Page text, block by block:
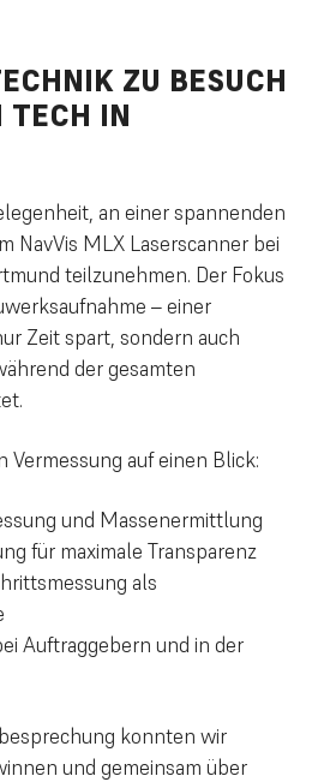
ZU BESUCH
TECH IN
an einer spannenden
NavVis MLX Laserscanner bei
teilzunehmen. Der Fokus
– einer
Zeit spart, sondern auch
der gesamten
Vermessung auf einen Blick:
und Massenermittlung
für maximale Transparenz
als
Auftraggebern und in der
konnten wir
und gemeinsam über